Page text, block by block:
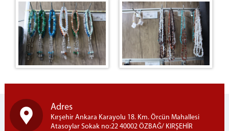
Adres
Kırşehir Ankara Karayolu 18. Km. Örcün Mahallesi
Atasoylar Sokak no:22 40002 ÖZBAĞ/ KIRŞEHİR